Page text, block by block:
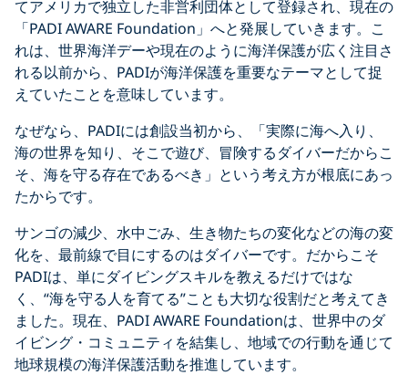
てアメリカで独立した非営利団体として登録され、現在の
「PADI AWARE Foundation」へと発展していきます。こ
れは、世界海洋デーや現在のように海洋保護が広く注目さ
れる以前から、PADIが海洋保護を重要なテーマとして捉
えていたことを意味しています。
なぜなら、PADIには創設当初から、「実際に海へ入り、
海の世界を知り、そこで遊び、冒険するダイバーだからこ
そ、海を守る存在であるべき」という考え方が根底にあっ
たからです。
サンゴの減少、水中ごみ、生き物たちの変化などの海の変
化を、最前線で目にするのはダイバーです。だからこそ
PADIは、単にダイビングスキルを教えるだけではな
く、“海を守る人を育てる”ことも大切な役割だと考えてき
ました。現在、PADI AWARE Foundationは、世界中のダ
イビング・コミュニティを結集し、地域での行動を通じて
地球規模の海洋保護活動を推進しています。